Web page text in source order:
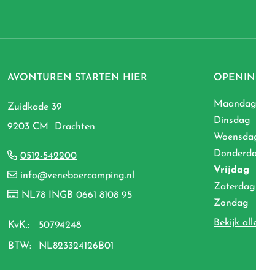
AVONTUREN STARTEN HIER
Zuidkade 39
9203 CM Drachten
0512-542200
info@veneboercamping.nl
NL78 INGB 0661 8108 95
KvK.: 50794248
BTW: NL823324126B01
Maandag
Dinsdag
Vrijdag
Zaterdag
Zondag
Bekijk